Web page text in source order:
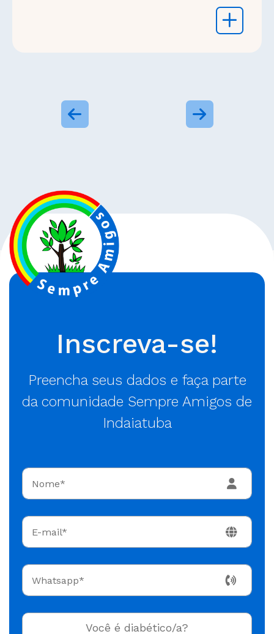
Inscreva-se!
Preencha seus dados e faça parte
da comunidade Sempre Amigos de
Indaiatuba
Você é diabético/a?